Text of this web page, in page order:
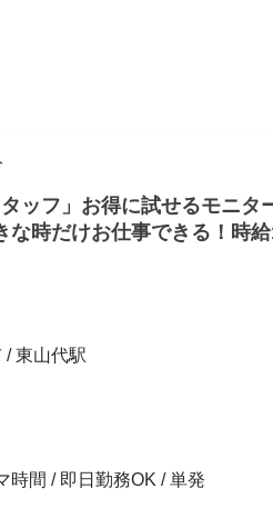
ッフ」お得に試せるモニタ
な時だけお仕事できる！時
/ 東山代駅
時間 / 即日勤務OK / 単発